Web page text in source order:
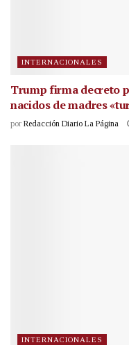
INTERNACIONALES
Trump firma decreto
nacidos de madres
por Redacción Diario La Página
INTERNACIONALES